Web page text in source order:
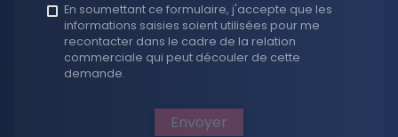
En soumettant ce formulaire, j'accepte que les
informations saisies soient utilisées pour me
recontacter dans le cadre de la relation
commerciale qui peut découler de cette
demande.
Envoyer